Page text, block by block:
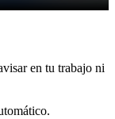
en tu trabajo ni